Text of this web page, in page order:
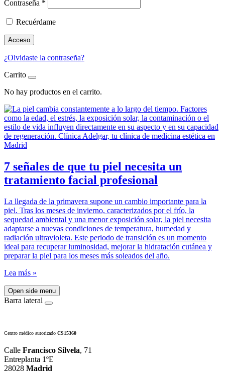
Contraseña *
Recuérdame
Acceso
¿Olvidaste la contraseña?
Carrito
No hay productos en el carrito.
7 señales de que tu piel necesita un
tratamiento facial profesional
La llegada de la primavera supone un cambio importante para la
piel. Tras los meses de invierno, caracterizados por el frío, la
sequedad ambiental y una menor exposición solar, la piel necesita
adaptarse a nuevas condiciones de temperatura, humedad y
radiación ultravioleta. Este periodo de transición es un momento
ideal para recuperar luminosidad, mejorar la hidratación cutánea y
preparar la piel para los meses más soleados del año.
Lea más »
Open side menu
Barra lateral
Centro médico autorizado CS15360
Calle Francisco Silvela, 71
Entreplanta 1ºE
28028 Madrid